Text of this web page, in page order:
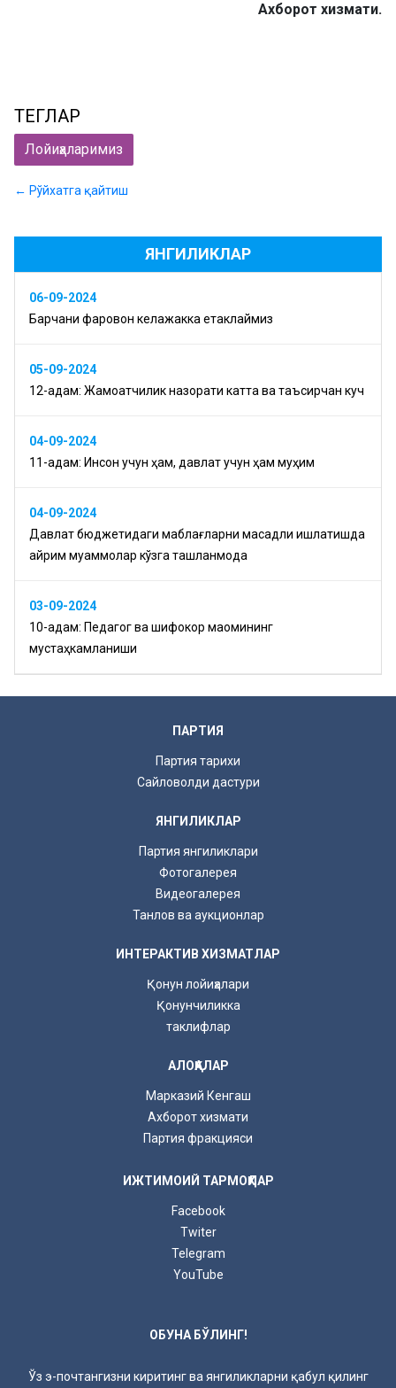
Ахборот хизмати.
ТЕГЛАР
Лойиҳаларимиз
← Рўйхатга қайтиш
ЯНГИЛИКЛАР
06-09-2024
Барчани фаровон келажакка етаклаймиз
05-09-2024
12-қадам: Жамоатчилик назорати катта ва таъсирчан куч
04-09-2024
11-қадам: Инсон учун ҳам, давлат учун ҳам муҳим
04-09-2024
Давлат бюджетидаги маблағларни мақсадли ишлатишда
айрим муаммолар кўзга ташланмоқда
03-09-2024
10-қадам: Педагог ва шифокор мақомининг
мустаҳкамланиши
ПАРТИЯ
Партия тарихи
Сайловолди дастури
ЯНГИЛИКЛАР
Партия янгиликлари
Фотогалерея
Видеогалерея
Танлов ва аукционлар
ИНТЕРАКТИВ ХИЗМАТЛАР
Қонун лойиҳалари
Қонунчиликка
таклифлар
АЛОҚАЛАР
Марказий Кенгаш
Ахборот хизмати
Партия фракцияси
ИЖТИМОИЙ ТАРМОҚЛАР
Facebook
Twiter
Telegram
YouTube
ОБУНА БЎЛИНГ!
Ўз э-почтангизни киритинг ва янгиликларни қабул қилинг